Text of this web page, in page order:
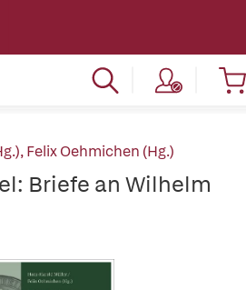
,Felix Oehmichen (Hg.)
Briefe an Wilhelm